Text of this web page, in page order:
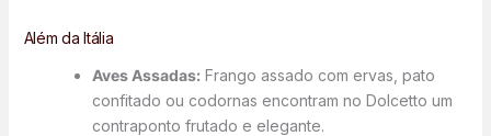
Além da Itália
Aves Assadas:Frango assado com ervas, pato
confitado ou codornas encontram no Dolcetto um
contraponto frutado e elegante.